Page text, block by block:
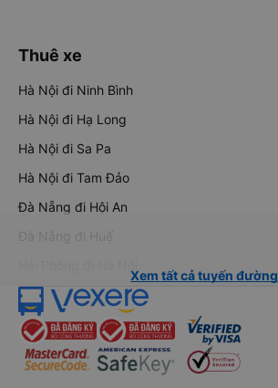
Thuê xe
Hà Nội đi Ninh Bình
Hà Nội đi Hạ Long
Hà Nội đi Sa Pa
Hà Nội đi Tam Đảo
Đà Nẵng đi Hội An
Đà Nẵng đi Huế
Xem tất cả tuyến đường